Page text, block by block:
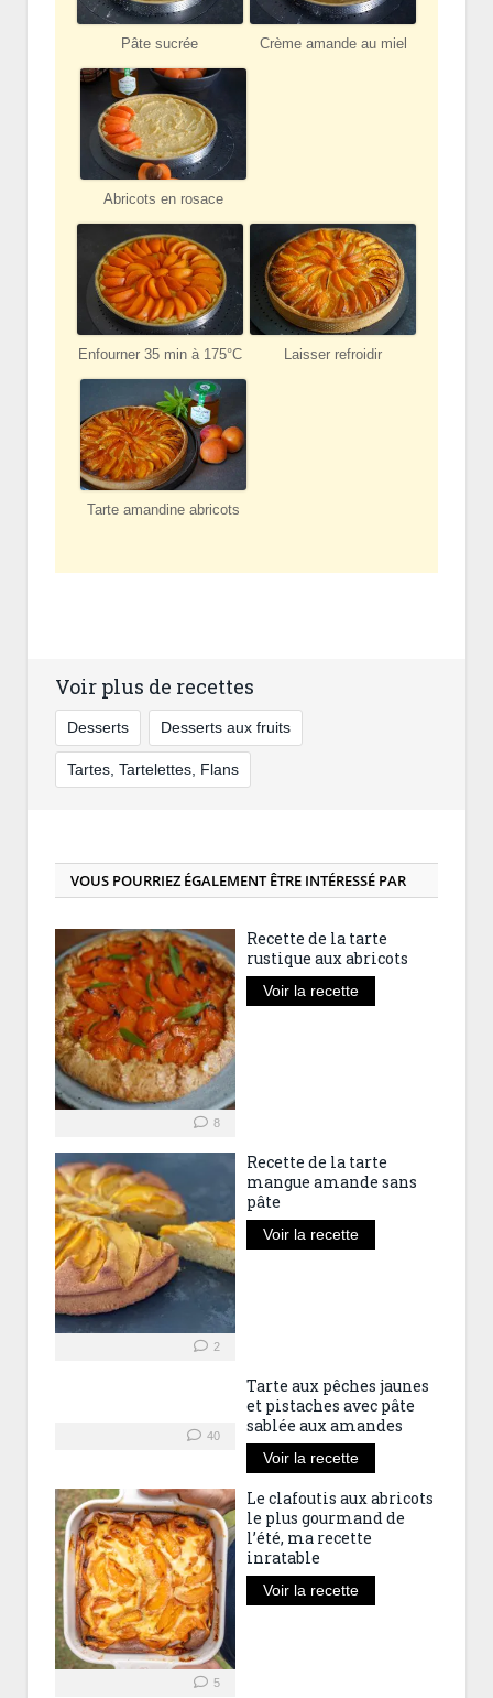
Pâte sucrée Crème amande au miel
Abricots en rosace
Enfourner 35 min à 175°C Laisser refroidir
Tarte amandine abricots
Voir plus de recettes
Desserts Desserts aux fruits
Tartes, Tartelettes, Flans
VOUS POURRIEZ ÉGALEMENT ÊTRE INTÉRESSÉ PAR
8
Recette de la tarte
rustique aux abricots
Voir la recette
2
Recette de la tarte
mangue amande sans
pâte
Voir la recette
40
Tarte aux pêches jaunes
et pistaches avec pâte
sablée aux amandes
Voir la recette
5
Le clafoutis aux abricots
le plus gourmand de
l’été, ma recette
inratable
Voir la recette